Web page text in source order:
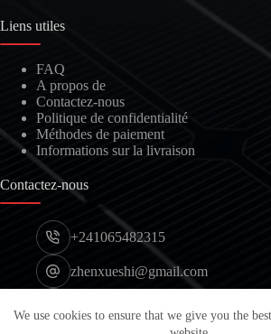
We use cookies to ensure that we give you the
Liens utiles
FAQ
A propos de
Contactez-nous
Politique de confidentialité
Méthodes de paiement
Informations sur la livraison
Contactez-nous
+241065482315
zhenxueshi@gmail.com
© 2026 WOW2000 - Tous droits